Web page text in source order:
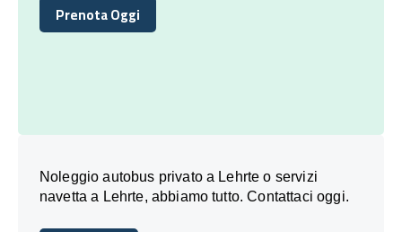
Prenota Oggi
Prenota Oggi
Noleggio autobus privato a Lehrte o servizi
navetta a Lehrte, abbiamo tutto. Contattaci oggi.